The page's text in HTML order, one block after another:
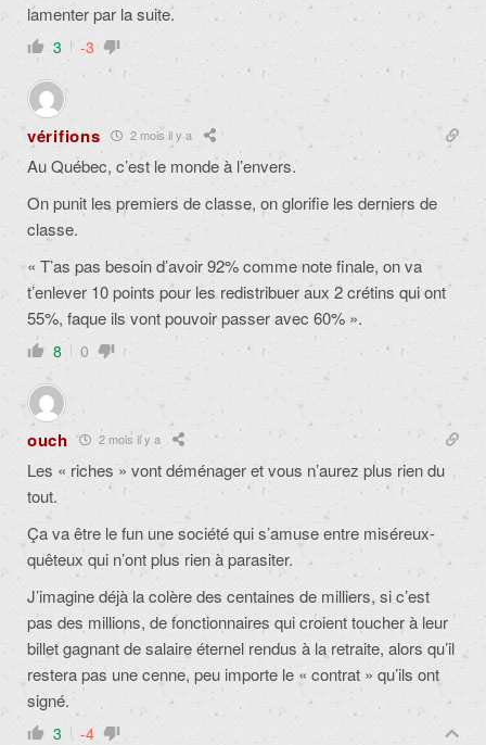
lamenter par la suite.
3 -3
vérifions 2 mois il y a
Au Québec, c’est le monde à l’envers.
On punit les premiers de classe, on glorifie les derniers de
classe.
« T’as pas besoin d’avoir 92% comme note finale, on va
t’enlever 10 points pour les redistribuer aux 2 crétins qui ont
55%, faque ils vont pouvoir passer avec 60% ».
8 0
ouch 2 mois il y a
Les « riches » vont déménager et vous n’aurez plus rien du
tout.
Ça va être le fun une société qui s’amuse entre miséreux-
quêteux qui n’ont plus rien à parasiter.
J’imagine déjà la colère des centaines de milliers, si c’est
pas des millions, de fonctionnaires qui croient toucher à leur
billet gagnant de salaire éternel rendus à la retraite, alors qu’il
restera pas une cenne, peu importe le « contrat » qu’ils ont
signé.
3 -4